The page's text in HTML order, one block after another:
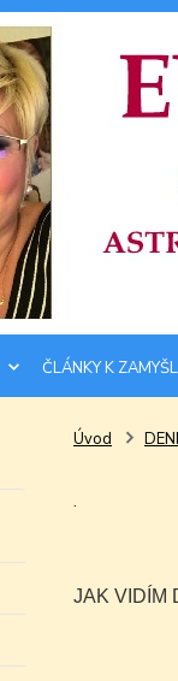
ČLÁNKY K
Úvod
.
JAK VIDÍM